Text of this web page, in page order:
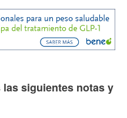
siguientes notas y